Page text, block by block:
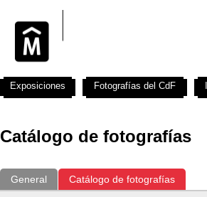
Catálogo de fotografías
General Catálogo de fotografías
Exposiciones Fotografías del CdF